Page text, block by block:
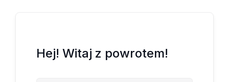
Hej! Witaj z powrotem!